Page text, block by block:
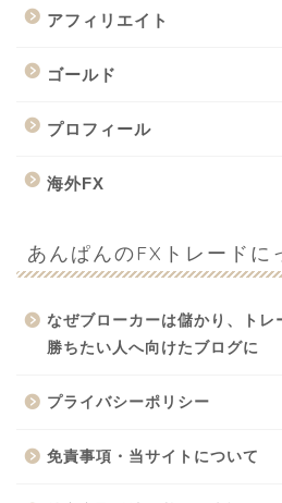
アフィリエイト
ゴールド
プロフィール
海外FX
あんぱんのFXトレードに
なぜブローカーは儲かり、トレ
勝ちたい人へ向けたブログに
プライバシーポリシー
免責事項・当サイトについて